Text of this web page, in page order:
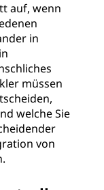
auf, wenn
in
müssen
welche Sie
von